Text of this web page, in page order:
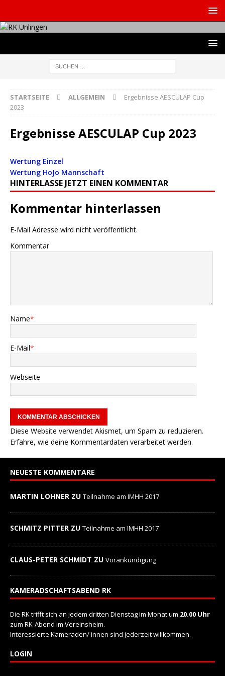
STARTSEITE ALLGEMEIN
Ergebnisse AESCULAP Cup
2023
Ergebnisse AESCULAP Cup 2023
Wertung Einzel
Wertung HoJo Mannschaft
HINTERLASSE JETZT EINEN KOMMENTAR
Kommentar hinterlassen
E-Mail Adresse wird nicht veröffentlicht.
Kommentar
Name*
E-Mail*
Webseite
Diese Website verwendet Akismet, um Spam zu reduzieren.
Erfahre, wie deine Kommentardaten verarbeitet werden.
NEUESTE KOMMENTARE
MARTIN LOHNER ZU Teilnahme am IMHH 2017
SCHMITZ PITTER ZU Teilnahme am IMHH 2017
CLAUS-PETER SCHMIDT ZU Vorankündigung
KAMERADSCHAFTSABEND RK
Die RK trifft sich an jedem dritten Dienstag im Monat um 20.00 Uhr
zum RK-Abend im Vereinsheim.
Interessierte Kameraden/ innen sind jederzeit willkommen.
LOGIN